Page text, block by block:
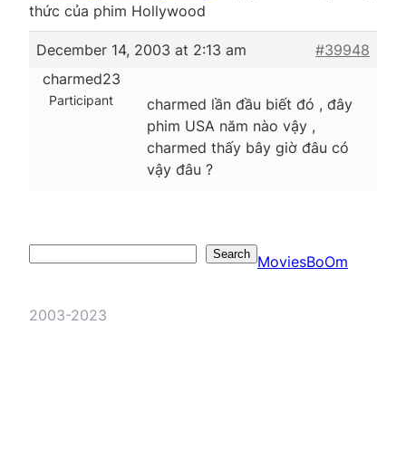
thức của phim Hollywood
December 14, 2003 at 2:13 am
#39948
charmed23
Participant
charmed lần đầu biết đó , đây
phim USA năm nào vậy ,
charmed thấy bây giờ đâu có
vậy đâu ?
Search MoviesBoOm
2003-2023